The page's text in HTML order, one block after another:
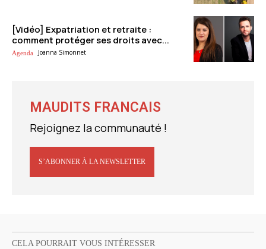
[Vidéo] Expatriation et retraite :
comment protéger ses droits avec...
Agenda Joanna Simonnet
MAUDITS FRANCAIS
Rejoignez la communauté !
S’ABONNER À LA NEWSLETTER
CELA POURRAIT VOUS INTÉRESSER